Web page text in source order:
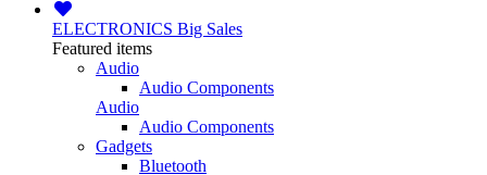
ELECTRONICS Big Sales
Featured items
Audio
Audio Components
Audio
Audio Components
Gadgets
Bluetooth